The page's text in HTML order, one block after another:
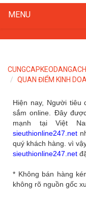
MENU
QUAN ĐIỂM KINH
Hiện nay, Người tiêu
sắm online. Đây
mạnh tại Việt
sieuthionline247.net
quý khách hàng. vì
sieuthionline247.net
* Không bán hàng
không rõ nguồn gốc